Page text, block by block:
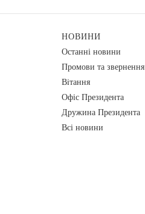
НОВИНИ
Останні новини
Промови та звернення
Вiтання
Офіс Президента
Дружина Президента
Всі новини